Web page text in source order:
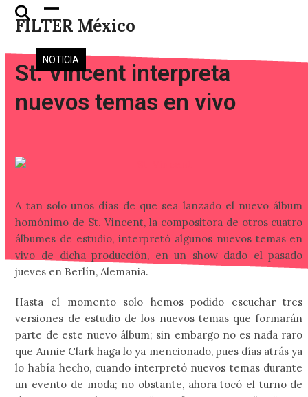
Skip
FILTER México
Open
mobile
menu
Close
mobile
menu
NOTICIA
St. Vincent interpreta
nuevos temas en vivo
A tan solo unos días de que sea lanzado el nuevo álbum
homónimo de St. Vincent, la compositora de otros cuatro
álbumes de estudio, interpretó algunos nuevos temas en
vivo de dicha producción, en un show dado el pasado
jueves en Berlín, Alemania.
Hasta el momento solo hemos podido escuchar tres
versiones de estudio de los nuevos temas que formarán
parte de este nuevo álbum; sin embargo no es nada raro
que Annie Clark haga lo ya mencionado, pues días atrás ya
lo había hecho, cuando interpretó nuevos temas durante
un evento de moda; no obstante, ahora tocó el turno de